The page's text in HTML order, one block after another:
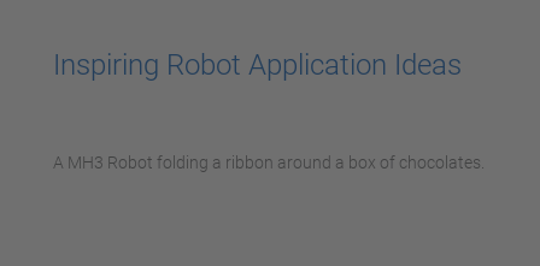
Inspiring Robot Application Ideas
A MH3 Robot folding a ribbon around a box of chocolates.